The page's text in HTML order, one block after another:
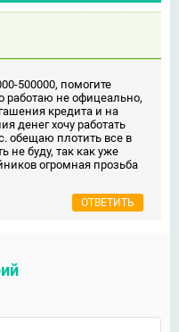
500000, помогите
работаю не офицеально,
кредита и на
денег хочу работать
обещаю плотить все в
не буду, так как уже
огромная прозьба
ОТВЕТИТЬ